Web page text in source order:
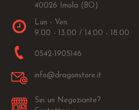
40026 Imola (BO)
Lun - Ven:
9.00 - 13.00 / 14.00 - 18.00
0542-1905146
info@dragonstore.it
Sei un Negoziante?